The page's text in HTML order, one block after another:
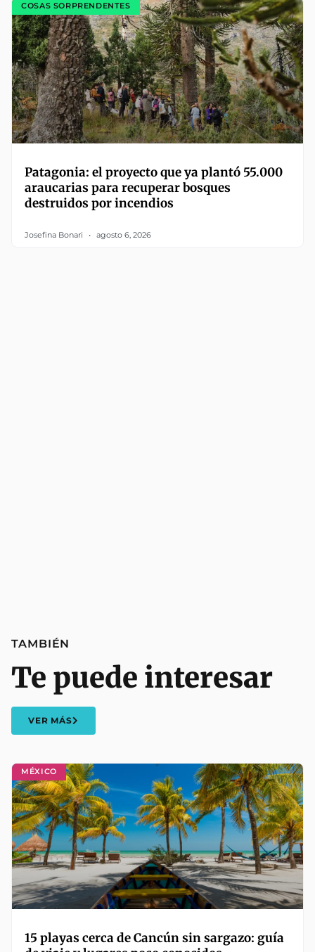
COSAS SORPRENDENTES
Patagonia: el proyecto que ya plantó 55.000
araucarias para recuperar bosques
destruidos por incendios
Josefina Bonari agosto 6, 2026
MÉXICO
15 playas cerca de Cancún sin sargazo: guía
TAMBIÉN
Te puede interesar
VER MÁS